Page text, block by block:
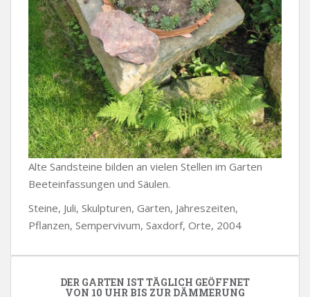
Alte Sandsteine bilden an vielen Stellen im Garten
Beeteinfassungen und Säulen.
Steine, Juli, Skulpturen, Garten, Jahreszeiten,
Pflanzen, Sempervivum, Saxdorf, Orte, 2004
DER GARTEN IST TÄGLICH GEÖFFNET
VON 10 UHR BIS ZUR DÄMMERUNG